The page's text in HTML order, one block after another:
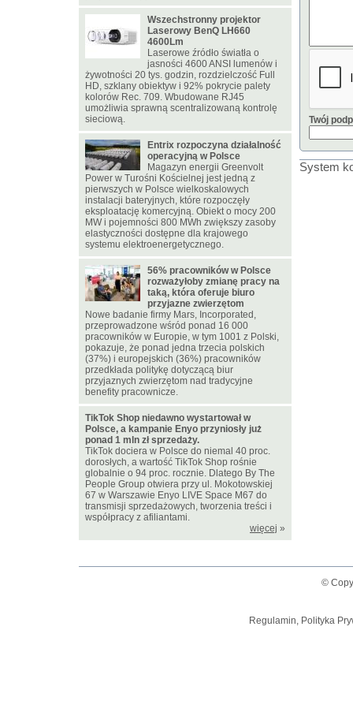
Twój
System
Wszechstronny projektor
Laserowy BenQ LH660
4600Lm
Laserowe źródło światła o
jasności 4600 ANSI lumenów i
żywotności 20 tys. godzin, rozdzielczość Full
HD, szklany obiektyw i 92% pokrycie palety
kolorów Rec. 709. Wbudowane RJ45
umożliwia sprawną scentralizowaną kontrolę
sieciową.
Entrix rozpoczyna działalność
operacyjną w Polsce
Magazyn energii Greenvolt
Power w Turośni Kościelnej jest jedną z
pierwszych w Polsce wielkoskalowych
instalacji bateryjnych, które rozpoczęły
eksploatację komercyjną. Obiekt o mocy 200
MW i pojemności 800 MWh zwiększy zasoby
elastyczności dostępne dla krajowego
systemu elektroenergetycznego.
56% pracowników w Polsce
rozważyłoby zmianę pracy na
taką, która oferuje biuro
przyjazne zwierzętom
Nowe badanie firmy Mars, Incorporated,
przeprowadzone wśród ponad 16 000
pracowników w Europie, w tym 1001 z Polski,
pokazuje, że ponad jedna trzecia polskich
(37%) i europejskich (36%) pracowników
przedkłada politykę dotyczącą biur
przyjaznych zwierzętom nad tradycyjne
benefity pracownicze.
TikTok Shop niedawno wystartował w
Polsce, a kampanie Enyo przyniosły już
ponad 1 mln zł sprzedaży.
TikTok dociera w Polsce do niemal 40 proc.
dorosłych, a wartość TikTok Shop rośnie
globalnie o 94 proc. rocznie. Dlatego By The
People Group otwiera przy ul. Mokotowskiej
67 w Warszawie Enyo LIVE Space M67 do
transmisji sprzedażowych, tworzenia treści i
współpracy z afiliantami.
więcej »
©
Regulamin, Polityka